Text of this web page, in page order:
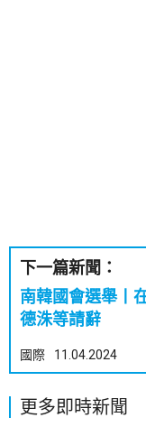
下一篇新聞：
南韓國會選舉丨
德洙等請辭
國際 11.04.2024
更多即時新聞